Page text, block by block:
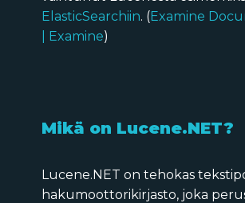
ElasticSearchiin. (Examine
| Examine)
Mikä on Lucene.NET?
Lucene.NET on tehokas
hakumoottorikirjasto, joka